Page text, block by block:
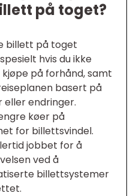
på toget?
billett på toget
hvis du ikke
på forhånd, samt
basert på
eller endringer.
køer på
for billettsvindel.
jobbet for å
ved å
billettsystemer